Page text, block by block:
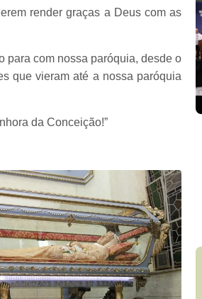
render graças a Deus com as
para com nossa paróquia, desde o
que vieram até a nossa paróquia
da Conceição!”